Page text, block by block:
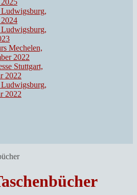
Mechelen,
2022
Stuttgart,
2022
2022